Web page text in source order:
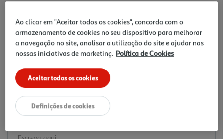
irás certamente pensar, PREFERIA NÃO SABER!!
35.99 €/un
35,99 €
Notas de preparação
Ao clicar em "Aceitar todos os cookies", concorda com o
armazenamento de cookies no seu dispositivo para melhorar
a navegação no site, analisar a utilização do site e ajudar nas
nossas iniciativas de marketing. Política de Cookies
Aceitar todos os cookies
Definições de cookies